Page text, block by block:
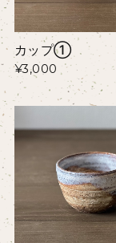
カップ①
¥3,000